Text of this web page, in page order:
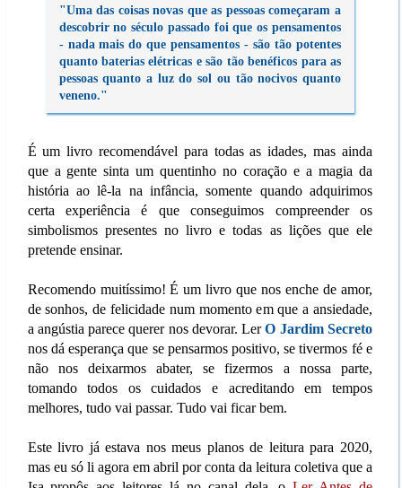
"Uma das coisas novas que as pessoas começaram a
descobrir no século passado foi que os pensamentos
- nada mais do que pensamentos - são tão potentes
quanto baterias elétricas e são tão benéficos para as
pessoas quanto a luz do sol ou tão nocivos quanto
veneno."
É um livro recomendável para todas as idades, mas ainda
que a gente sinta um quentinho no coração e a magia da
história ao lê-la na infância, somente quando adquirimos
certa experiência é que conseguimos compreender os
simbolismos presentes no livro e todas as lições que ele
pretende ensinar.
Recomendo muitíssimo! É um livro que nos enche de amor,
de sonhos, de felicidade num momento em que a ansiedade,
a angústia parece querer nos devorar. LerO Jardim Secreto
nos dá esperança que se pensarmos positivo, se tivermos fé e
não nos deixarmos abater, se fizermos a nossa parte,
tomando todos os cuidados e acreditando em tempos
melhores, tudo vai passar. Tudo vai ficar bem.
Este livro já estava nos meus planos de leitura para 2020,
mas eu só li agora em abril por conta da leitura coletiva que a